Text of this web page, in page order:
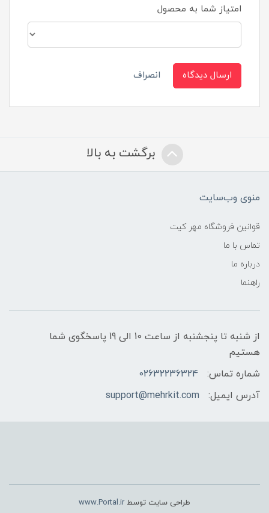
امتیاز شما به محصول
ارسال دیدگاه انصراف
برگشت به بالا
منوی وب‌سایت
قوانین فروشگاه مهر کیت
تماس با ما
درباره ما
راهنما
از شنبه تا پنجشنبه از ساعت 10 الی 19 پاسخگوی شما
هستیم
شماره تماس:
02632236324
آدرس ایمیل:
support@mehrkit.com
طراحی سایت توسط www.Portal.ir